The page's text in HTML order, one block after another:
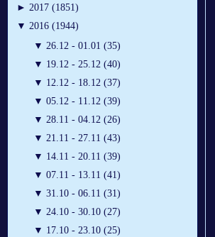
► 2017 (1851)
▼ 2016 (1944)
▼ 26.12 - 01.01 (35)
▼ 19.12 - 25.12 (40)
▼ 12.12 - 18.12 (37)
▼ 05.12 - 11.12 (39)
▼ 28.11 - 04.12 (26)
▼ 21.11 - 27.11 (43)
▼ 14.11 - 20.11 (39)
▼ 07.11 - 13.11 (41)
▼ 31.10 - 06.11 (31)
▼ 24.10 - 30.10 (27)
▼ 17.10 - 23.10 (25)